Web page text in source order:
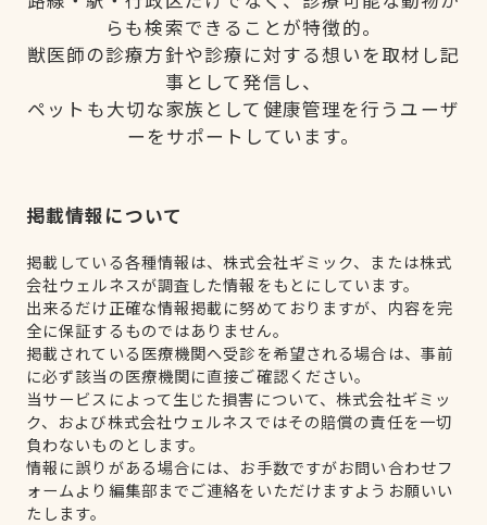
らも検索できることが特徴的。
獣医師の診療方針や診療に対する想いを取材し記
事として発信し、
ペットも大切な家族として健康管理を行うユーザ
ーをサポートしています。
掲載情報について
掲載している各種情報は、株式会社ギミック、または株式
会社ウェルネスが調査した情報をもとにしています。
出来るだけ正確な情報掲載に努めておりますが、内容を完
全に保証するものではありません。
掲載されている医療機関へ受診を希望される場合は、事前
に必ず該当の医療機関に直接ご確認ください。
当サービスによって生じた損害について、株式会社ギミッ
ク、および株式会社ウェルネスではその賠償の責任を一切
負わないものとします。
情報に誤りがある場合には、お手数ですがお問い合わせフ
ォームより編集部までご連絡をいただけますようお願いい
たします。